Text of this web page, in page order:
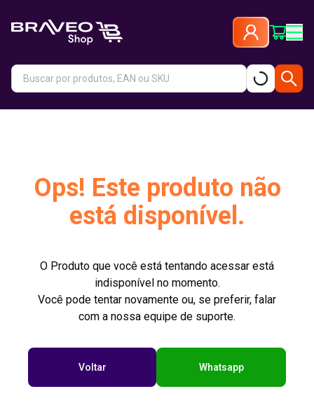
Ops! Este produto não
está disponível.
O Produto que você está tentando acessar está
indisponível no momento.
Você pode tentar novamente ou, se preferir, falar
com a nossa equipe de suporte.
Voltar Whatsapp